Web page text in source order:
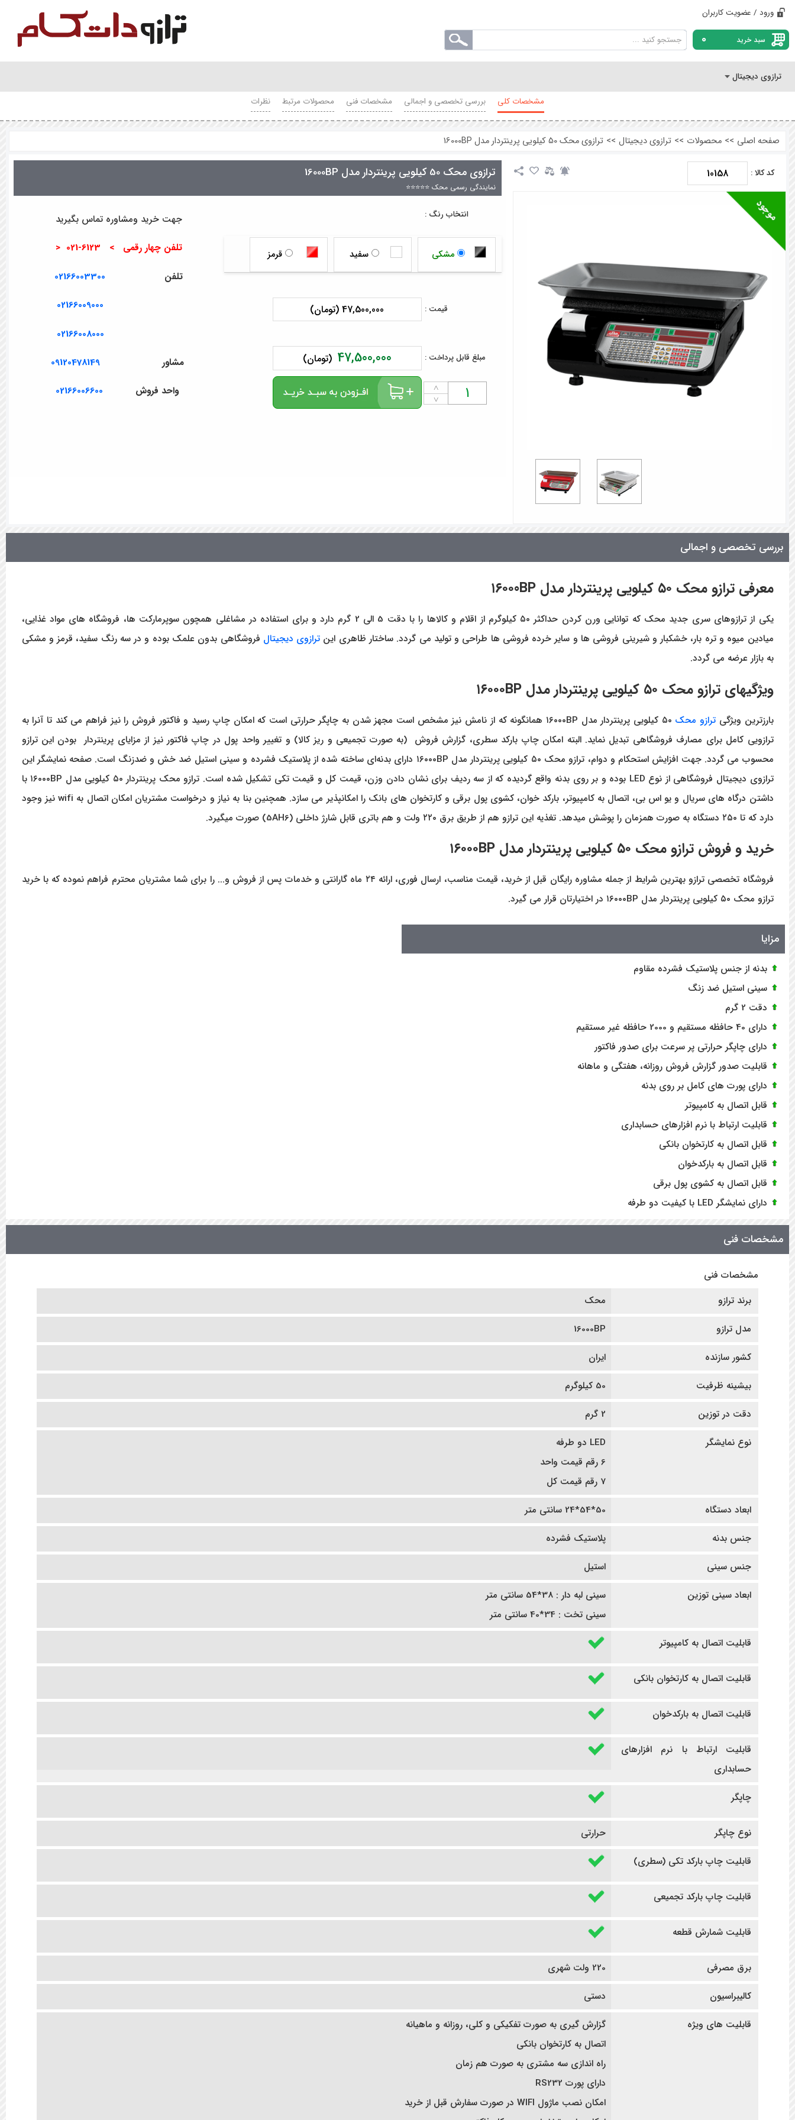
ورود / عضویت کاربران
سبد خرید 0
ترازوی دیجیتال
مشخصات کلی
بررسی تخصصی و اجمالی مشخصات فنی محصولات مرتبط نظرات
صفحه اصلی >> محصولات >> ترازوی دیجیتال >> ترازوی محک 50 کیلویی پرینتردار مدل 16000BP
کد کالا : 10158 ترازوی محک 50 کیلویی پرینتردار مدل 16000BP
نمایندگی رسمی محک ⭐⭐⭐⭐⭐
انتخاب رنگ :
مشکی سفید قرمز
قیمت : 47,500,000 (تومان)
مبلغ قابل پرداخت : 47,500,000 (تومان)
˄
˅
جهت خرید ومشاوره تماس بگیرید
تلفن چهار رقمی > 6123-021 <
تلفن 02166003300
02166009000
02166008000
مشاور09120478149
واحد فروش 02166006600
بررسی تخصصی و اجمالی
معرفی ترازو محک ۵۰ کیلویی پرینتردار مدل ۱۶۰۰0BP
یکی از ترازوهای سری جدید محک که توانایی ورن کردن حداکثر ۵۰ کیلوگرم از اقلام و کالاها را با دقت 5 الی 2 گرم دارد و برای استفاده در مشاغلی همچون سوپرمارکت ها، فروشگاه های مواد غذایی،
میادین میوه و تره بار، خشکبار و شیرینی فروشی ها و سایر خرده فروشی ها طراحی و تولید می گردد. ساختار ظاهری این ترازوی دیجیتال فروشگاهی بدون علمک بوده و در سه رنگ سفید، قرمز و مشکی
به بازار عرضه می گردد.
ویژگیهای ترازو محک ۵۰ کیلویی پرینتردار مدل ۱۶۰۰۰BP
بارزترین ویژگی ترازو محک
۵۰ کیلویی پرینتردار مدل ۱۶۰۰۰BP همانگونه که از نامش نیز مشخص است مجهز شدن به چاپگر حرارتی است که امکان چاپ رسید و فاکتور فروش را نیز فراهم می کند تا آنرا به
ترازویی کامل برای مصارف فروشگاهی تبدیل نماید. البته امکان چاپ بارکد سطری، گزارش فروش (به صورت تجمیعی و ریز کالا) و تغییر واحد پول در چاپ فاکتور نیز از مزایای پرینتردار بودن این ترازو
محسوب می گردد. جهت افزایش استحکام و دوام، ترازو محک ۵۰ کیلویی پرینتردار مدل ۱۶۰۰۰BP دارای بدنه‌ای ساخته شده از پلاستیک فشرده و سینی استیل ضد خش و ضدزنگ است. صفحه نمایشگر این
ترازوی دیجیتال فروشگاهی از نوع LED بوده و بر روی بدنه واقع گردیده که از سه ردیف برای نشان دادن وزن، قیمت کل و قیمت تکی تشکیل شده است. ترازو محک پرینتردار ۵۰ کیلویی مدل ۱۶۰۰۰BP با
داشتن درگاه های سریال و یو اس بی، اتصال به کامپیوتر، بارکد خوان، کشوی پول برقی و کارتخوان های بانک را امکانپذیر می سازد. همچنین بنا به نیاز و درخواست مشتریان امکان اتصال به wifi نیز وجود
دارد که تا ۲۵۰ دستگاه به صورت همزمان را پوشش میدهد. تغذیه این ترازو هم از طریق برق ۲۲۰ ولت و هم باتری قابل شارژ داخلی (5AH6) صورت میگیرد.
خرید و فروش ترازو محک ۵۰ کیلویی پرینتردار مدل ۱۶۰۰۰BP
فروشگاه تخصصی ترازو بهترین شرایط از جمله مشاوره رایگان قبل از خرید، قیمت مناسب، ارسال فوری، ارائه ۲۴ ماه گارانتی و خدمات پس از فروش و... را برای شما مشتریان محترم فراهم نموده که با خرید
ترازو محک ۵۰ کیلویی پرینتردار مدل ۱۶۰۰۰BP در اختیارتان قرار می گیرد.
مزایا
بدنه از جنس پلاستیک فشرده مقاوم
سینی استیل ضد زنگ
دقت 2 گرم
دارای 40 حافظه مستقیم و 2000 حافظه غیر مستقیم
دارای چاپگر حرارتی پر سرعت برای صدور فاکتور
قابلیت صدور گزارش فروش روزانه، هفتگی و ماهانه
دارای پورت های کامل بر روی بدنه
قابل اتصال به کامپیوتر
قابلیت ارتباط با نرم افزارهای حسابداری
قابل اتصال به کارتخوان بانکی
قابل اتصال به بارکدخوان
قابل اتصال به کشوی پول برقی
دارای نمایشگر LED با کیفیت دو طرفه
مشخصات فنی
مشخصات فنی
برند ترازو
محک
مدل ترازو
16000BP
کشور سازنده
ایران
بیشینه ظرفیت
50 کیلوگرم
دقت در توزین
2 گرم
نوع نمایشگر
LED دو طرفه
6 رقم قیمت واحد
7 رقم قیمت کل
ابعاد دستگاه
50*54*24 سانتی متر
جنس بدنه
پلاستیک فشرده
جنس سینی
استیل
ابعاد سینی توزین
سینی لبه دار : 38*54 سانتی متر
سینی تخت : 34*40 سانتی متر
قابلیت اتصال به کامپیوتر
قابلیت اتصال به کارتخوان بانکی
قابلیت اتصال به بارکدخوان
قابلیت ارتباط با نرم افزارهای
حسابداری
چاپگر
نوع چاپگر
حرارتی
قابلیت چاپ بارکد تکی (سطری)
قابلیت چاپ بارکد تجمیعی
قابلیت شمارش قطعه
برق مصرفی
220 ولت شهری
کالیبراسیون
دستی
قابلیت های ویژه
گزارش گیری به صورت تفکیکی و کلی، روزانه و ماهیانه
اتصال به کارتخوان بانکی
راه اندازی سه مشتری به صورت هم زمان
دارای پورت RS232
امکان نصب ماژول WIFI در صورت سفارش قبل از خرید